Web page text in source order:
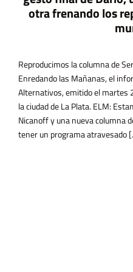
otra frenando los
Reproducimos la columna de
Enredando las Mañanas, el
Alternativos, emitido el martes
la ciudad de La Plata. ELM:
Nicanoff y una nueva columna
tener un programa atravesado